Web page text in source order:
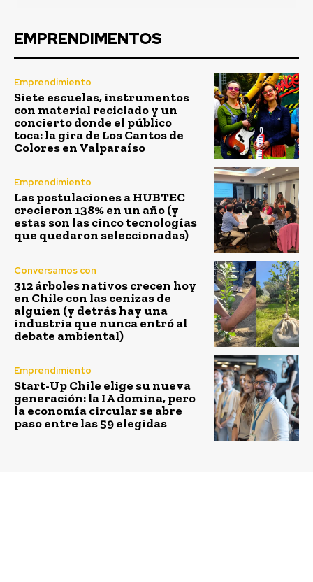
EMPRENDIMENTOS
Emprendimiento
Siete escuelas, instrumentos
con material reciclado y un
concierto donde el público
toca: la gira de Los Cantos de
Colores en Valparaíso
Emprendimiento
Las postulaciones a HUBTEC
crecieron 138% en un año (y
estas son las cinco tecnologías
que quedaron seleccionadas)
Conversamos con
312 árboles nativos crecen hoy
en Chile con las cenizas de
alguien (y detrás hay una
industria que nunca entró al
debate ambiental)
Emprendimiento
Start-Up Chile elige su nueva
generación: la IA domina, pero
la economía circular se abre
paso entre las 59 elegidas